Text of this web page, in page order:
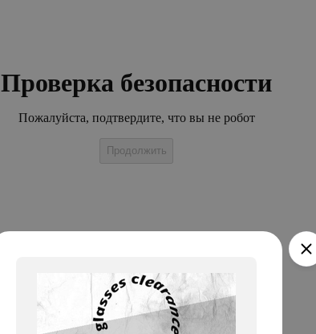
Проверка безопасности
Пожалуйста, подтвердите, что вы не робот
Продолжить